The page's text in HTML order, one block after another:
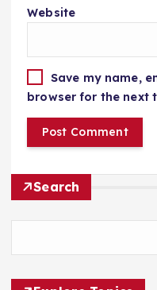
Website
Save my name,
browser for the next
Search